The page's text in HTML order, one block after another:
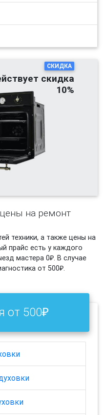
СКИДКА
скидка
10%
на ремонт
техники, а также цены на
прайс есть у каждого
мастера 0₽. В случае
от 500₽.
от 500₽